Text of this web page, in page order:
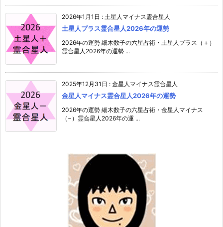
2026年1月1日 : 土星人マイナス霊合星人
土星人プラス霊合星人2026年の運勢
2026年の運勢 細木数子の六星占術・土星人プラス（＋）
霊合星人2026年の運勢 ...
2025年12月31日 : 金星人マイナス霊合星人
金星人マイナス霊合星人2026年の運勢
2026年の運勢 細木数子の六星占術・金星人マイナス
（−）霊合星人2026年の運 ...